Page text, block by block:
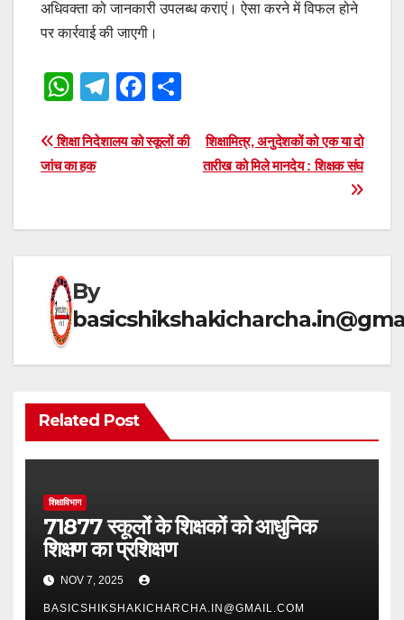
अधिवक्ता को जानकारी उपलब्ध कराएं। ऐसा करने में विफल होने
पर कार्रवाई की जाएगी।
W
at
s
p
T
e
m
F
c
o
ar
Post
navigation
शिक्षामित्र, अनुदेशकों को एक या दो
तारीख को मिले मानदेय : शिक्षक संघ
शिक्षा निदेशालय को स्कूलों की
जांच का हक
By
Related Post
शिक्षाविभाग
71877 स्कूलों के शिक्षकों को आधुनिक
शिक्षण का प्रशिक्षण
NOV 7, 2025
BASICSHIKSHAKICHARCHA.IN@GMAIL.COM